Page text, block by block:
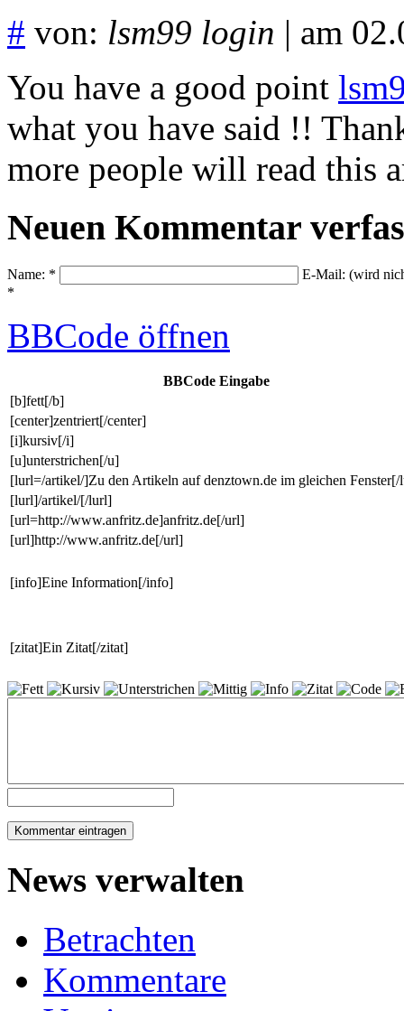
# von: lsm99 login | am
You have a good point
what you have said !!
more people will read this
Neuen Kommentar
Name: *
E-Mail: (wird
*
BBCode öffnen
BBCode Eingabe
[b]fett[/b]
[center]zentriert[/center]
[i]kursiv[/i]
[u]unterstrichen[/u]
[lurl=/artikel/]Zu den Artikeln auf denztown.de im gleichen
[lurl]/artikel/[/lurl]
[url=http://www.anfritz.de]anfritz.de[/url]
[url]http://www.anfritz.de[/url]
[info]Eine Information[/info]
[zitat]Ein Zitat[/zitat]
News verwalten
Betrachten
Kommentare